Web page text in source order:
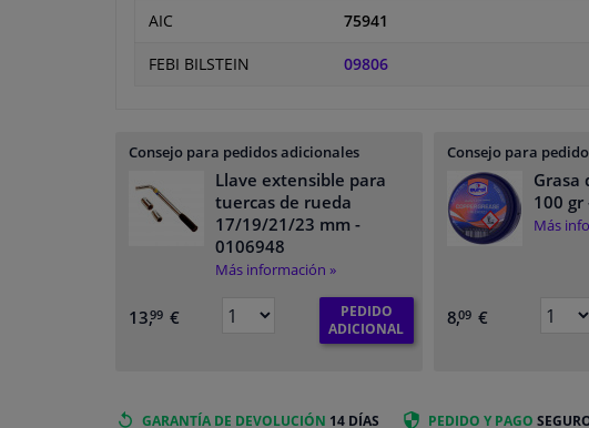
AIC 75941
FEBI BILSTEIN 09806
Consejo para pedidos adicionales
Llave extensible para
tuercas de rueda
17/19/21/23 mm -
0106948
Más información »
13,99 €
PEDIDO
ADICIONAL
Consejo para
Grasa
100 gr
Más
8,09 €
GARANTÍA DE DEVOLUCIÓN 14 DÍAS PEDIDO Y PAGO